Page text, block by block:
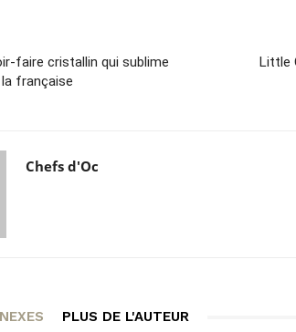
faire cristallin qui sublime
la française
Little
Chefs d'Oc
PLUS DE L'AUTEUR